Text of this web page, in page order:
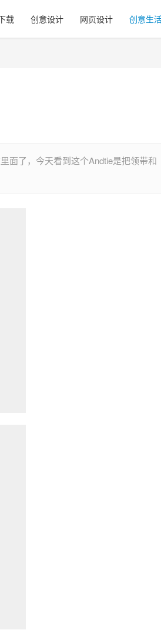
载 创意设计 网页设计 创意生
面了，今天看到这个Andtie是把领带和